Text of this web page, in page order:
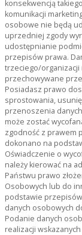
konsekwencją
komunikacji
osobowe nie będą
uprzedniej zgody
udostępnianie
przepisów prawa.
trzeciego/
przechowywane
Posiadasz prawo
sprostowania,
przenoszenia
może zostać
zgodność z prawem
dokonano na
Oświadczenie o
należy kierować na
Państwu prawo
Osobowych lub do
podstawie
danych osobowych
Podanie danych
realizacji